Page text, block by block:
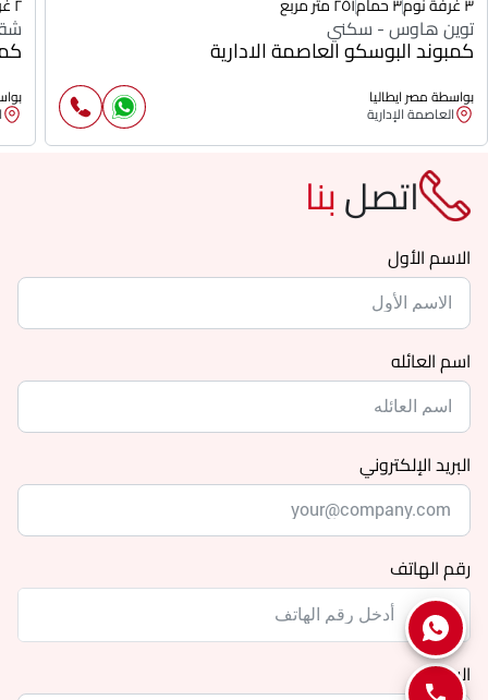
توين هاوس - سكني
كمبوند البوسكو العاصمة الادارية
بواسطة مصر ايطاليا
العاصمة الإدارية
اتصلبنا
الاسم الأول
اسم العائله
البريد الإلكتروني
رقم الهاتف
الرساله